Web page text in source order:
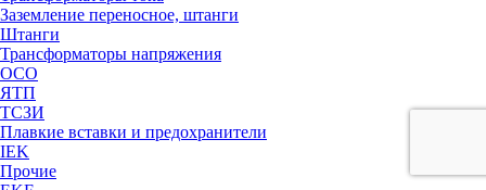
Заземление переносное, штанги
Штанги
Трансформаторы напряжения
ОСО
ЯТП
ТСЗИ
Плавкие вставки и предохранители
IEK
Прочие